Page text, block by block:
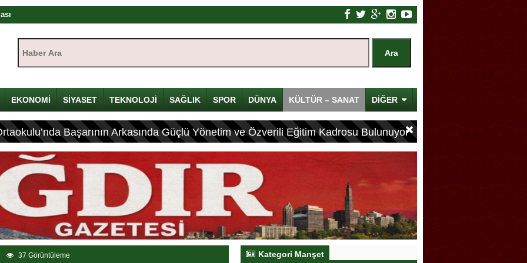
Iğdır’da başlıyor
Mirası
4 Yaralı
EKONOMİ SİYASET TEKNOLOJİ SAĞLIK SPOR DÜNYA KÜLTÜR – SANAT DİĞER
Başarının Arkasında Güçlü Yönetim ve Özverili Eğitim Kadrosu Bulunuyor
37 Görüntüleme Kategori Manşet